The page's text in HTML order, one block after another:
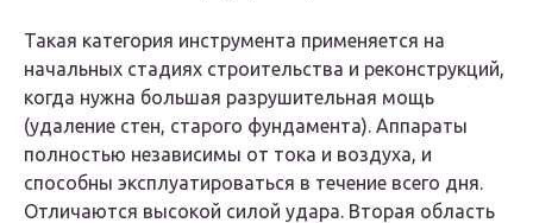
Такая категория инструмента применяется на
начальных стадиях строительства и реконструкций,
когда нужна большая разрушительная мощь
(удаление стен, старого фундамента). Аппараты
полностью независимы от тока и воздуха, и
способны эксплуатироваться в течение всего дня.
Отличаются высокой силой удара. Вторая область